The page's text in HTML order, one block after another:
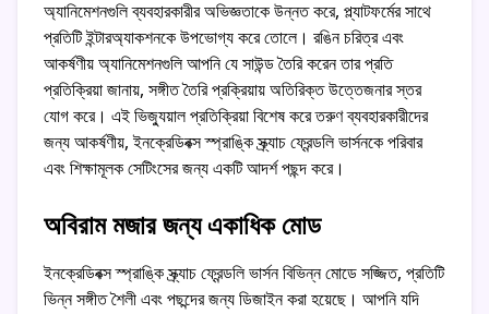
অ্যানিমেশনগুলি ব্যবহারকারীর অভিজ্ঞতাকে উন্নত করে, প্ল্যাটফর্মের সাথে
প্রতিটি ইন্টারঅ্যাকশনকে উপভোগ্য করে তোলে। রঙিন চরিত্র এবং
আকর্ষণীয় অ্যানিমেশনগুলি আপনি যে সাউন্ড তৈরি করেন তার প্রতি
প্রতিক্রিয়া জানায়, সঙ্গীত তৈরি প্রক্রিয়ায় অতিরিক্ত উত্তেজনার স্তর
যোগ করে। এই ভিজ্যুয়াল প্রতিক্রিয়া বিশেষ করে তরুণ ব্যবহারকারীদের
জন্য আকর্ষণীয়, ইনক্রেডিবক্স স্প্রাঙ্কি স্ক্র্যাচ ফ্রেন্ডলি ভার্সনকে পরিবার
এবং শিক্ষামূলক সেটিংসের জন্য একটি আদর্শ পছন্দ করে।
অবিরাম মজার জন্য একাধিক মোড
ইনক্রেডিবক্স স্প্রাঙ্কি স্ক্র্যাচ ফ্রেন্ডলি ভার্সন বিভিন্ন মোডে সজ্জিত, প্রতিটি
ভিন্ন সঙ্গীত শৈলী এবং পছন্দের জন্য ডিজাইন করা হয়েছে। আপনি যদি